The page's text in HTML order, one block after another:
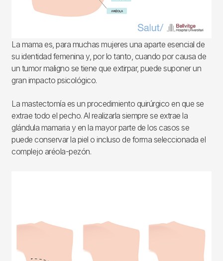
La mama es, para muchas mujeres una aparte esencial de
su identidad femenina y, por lo tanto, cuando por causa de
un tumor maligno se tiene que extirpar, puede suponer un
gran impacto psicológico.
La mastectomía es un procedimiento quirúrgico en que se
extrae todo el pecho. Al realizarla siempre se extrae la
glándula mamaria y en la mayor parte de los casos se
puede conservar la piel o incluso de forma seleccionada el
complejo aréola-pezón.